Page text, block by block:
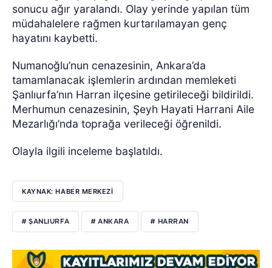
sonucu ağır yaralandı. Olay yerinde yapılan tüm
müdahalelere rağmen kurtarılamayan genç
hayatını kaybetti.
Numanoğlu’nun cenazesinin, Ankara’da
tamamlanacak işlemlerin ardından memleketi
Şanlıurfa’nın Harran ilçesine getirileceği bildirildi.
Merhumun cenazesinin, Şeyh Hayati Harrani Aile
Mezarlığı’nda toprağa verileceği öğrenildi.
Olayla ilgili inceleme başlatıldı.
KAYNAK: HABER MERKEZİ
# ŞANLIURFA # ANKARA # HARRAN